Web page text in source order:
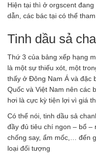
Hiện tại thì ở orgscent đang
dẫn, các bác tại có thể
Tinh dầu sả
Thứ 3 của bảng xếp hạng
là một sự thiếu xót, một
thấy ở Đông Nam Á và đặc
Quốc và Việt Nam nên các
hơi là cực kỳ tiện lợi vì giá
Có thể nói, tinh dầu sả
đầy đủ tiêu chí ngon – bổ –
chống say, ẩm mốc,… đến
loại đối tượng